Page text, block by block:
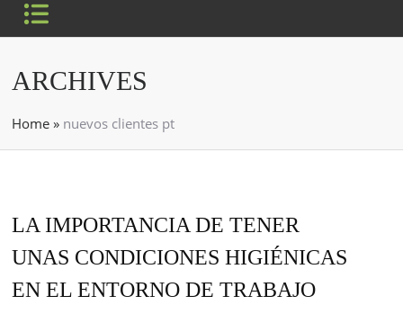
ARCHIVES
Home » nuevos clientes pt
LA IMPORTANCIA DE TENER
UNAS CONDICIONES HIGIÉNICAS
EN EL ENTORNO DE TRABAJO